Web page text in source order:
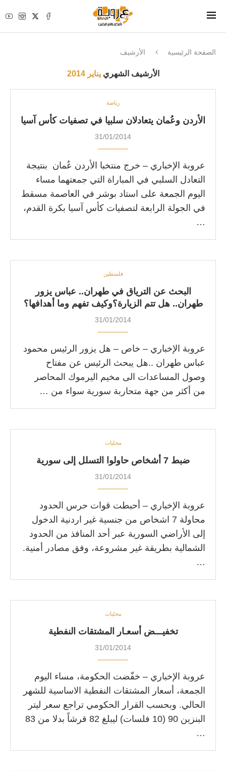
الصفحة الرئيسية الأرشيف
الأرشيف الشهرييناير 2014
رياضة
الأردن وعُمان يتعادلان سلبيا في تصفيات كأس آسيا
31/01/2014
عروبة الإخباري – خرج منتخبا الأردن عُمان بنتيجة
التعادل السلبي في المباراة التي جمعتهما مساء
اليوم الجمعة على استاد بوشر في العاصمة مسقط
في الجولة الرابعة لتصفيات كأس آسيا بكرة القدم،
…
فلسطين
البحث عن الترياق في طهران.. عباس يزور
طهران.. هل تتم الزيارة؟وكيف تفهم وما أهدافها؟
31/01/2014
عروبة الإخباري – خاص – هل يزور الرئيس محمود
عباس طهران ..هل يبحث الرئيس عن مفتاح
وصول المساعدات الى مخيم اليرموك المحاصر
من أكثر من جهة متحاربة سورية سواء من …
محليات
ضبط 7 أشخاص حاولوا التسلل إلى سورية
31/01/2014
عروبة الإخباري – أحبطت قوات حرس الحدود
محاولة 7 اشخاص من جنسية غير اردنية الدخول
إلى الأراضي السورية عبر أحد المنافذ من الحدود
الشمالية بطريقة غير مشروعة، وفق مصادر أمنية.
…
محليات
تخفيـــض أسعـار المشتقات النفطية
31/01/2014
عروبة الإخباري – خفّضت الحكومة، مساء اليوم
الجمعة، أسعار المشتقات النفطية الاساسية للشهر
الحالي. وبحسب القرار الحكومي تراجع سعر ليتر
البنزين 90 (10 فلسات) ليبلغ 82 قرشاً بدلا من 83
…